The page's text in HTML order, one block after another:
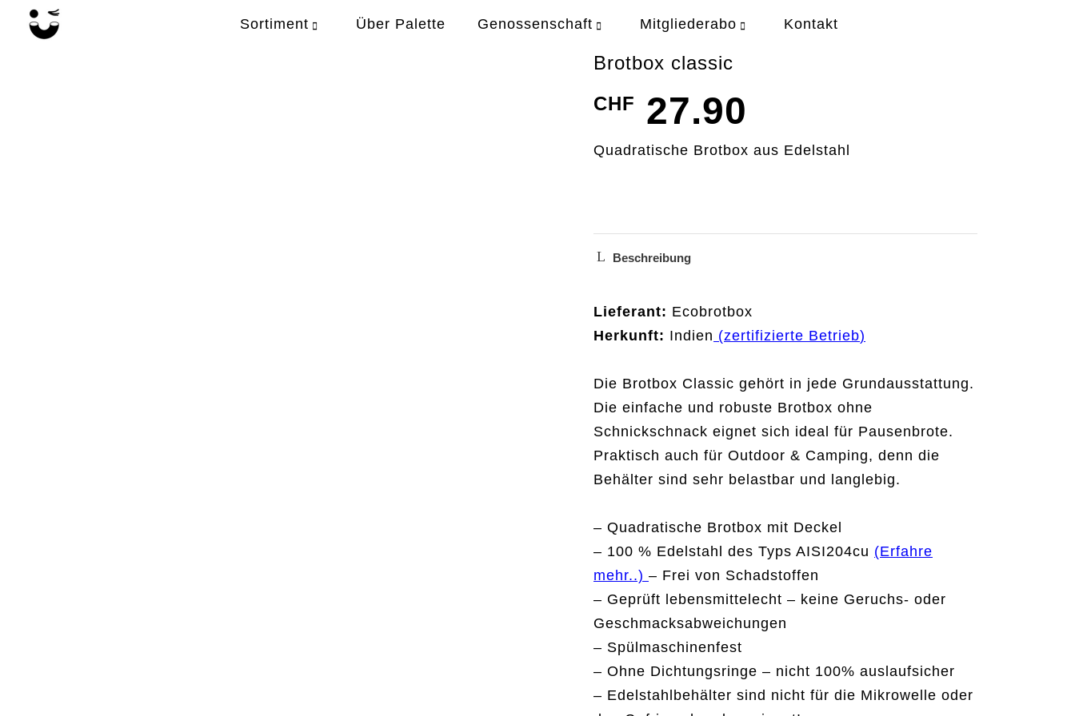
Sortiment Über Palette Genossenschaft Mitgliederabo Kontakt
Brotbox classic
CHF
27.90
Quadratische Brotbox aus Edelstahl
Beschreibung
Lieferant: Ecobrotbox
Herkunft: Indien (zertifizierte Betrieb)
Die Brotbox Classic gehört in jede Grundausstattung.
Die einfache und robuste Brotbox ohne
Schnickschnack eignet sich ideal für Pausenbrote.
Praktisch auch für Outdoor & Camping, denn die
Behälter sind sehr belastbar und langlebig.
– Quadratische Brotbox mit Deckel
– 100 % Edelstahl des Typs AISI204cu (Erfahre
mehr..) – Frei von Schadstoffen
– Geprüft lebensmittelecht – keine Geruchs- oder
Geschmacksabweichungen
– Spülmaschinenfest
– Ohne Dichtungsringe – nicht 100% auslaufsicher
– Edelstahlbehälter sind nicht für die Mikrowelle oder